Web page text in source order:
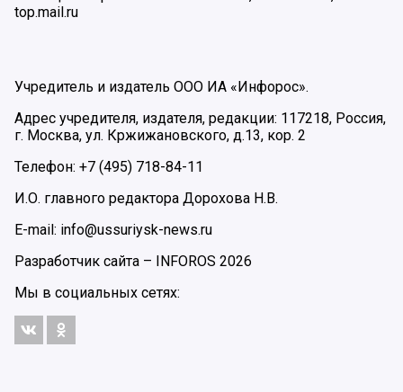
top.mail.ru
Учредитель и издатель ООО ИА «Инфорос».
Адрес учредителя, издателя, редакции: 117218, Россия,
г. Москва, ул. Кржижановского, д.13, кор. 2
Телефон: +7 (495) 718-84-11
И.О. главного редактора Дорохова Н.В.
E-mail: info@ussuriysk-news.ru
Разработчик сайта –
INFOROS 2026
Мы в социальных сетях: